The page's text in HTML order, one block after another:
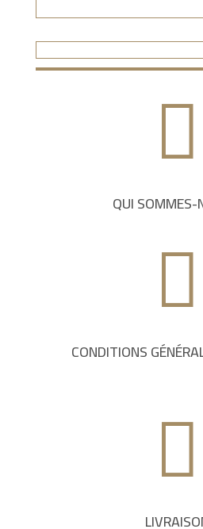

QUI SOMMES-

CONDITIONS
